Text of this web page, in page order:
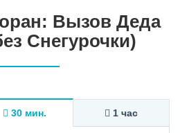
Вызов Деда
Снегурочки)
30 мин. 1 час